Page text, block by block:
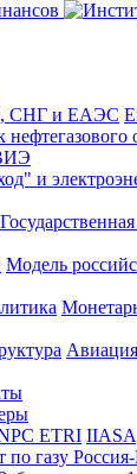
СНГ и ЕАЭС
нефтегазового
и
Модель
Авиация
ETRI IIASA
по газу